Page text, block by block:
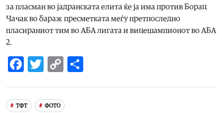
за пласман во јадранската елита ќе ја има против Борац
Чачак во бараж пресметката меѓу претпоследно
пласираниот тим во АБА лигата и вицешампионот во АБА
2.
Facebook
Twitter
Copy
ТФТ ФОТО